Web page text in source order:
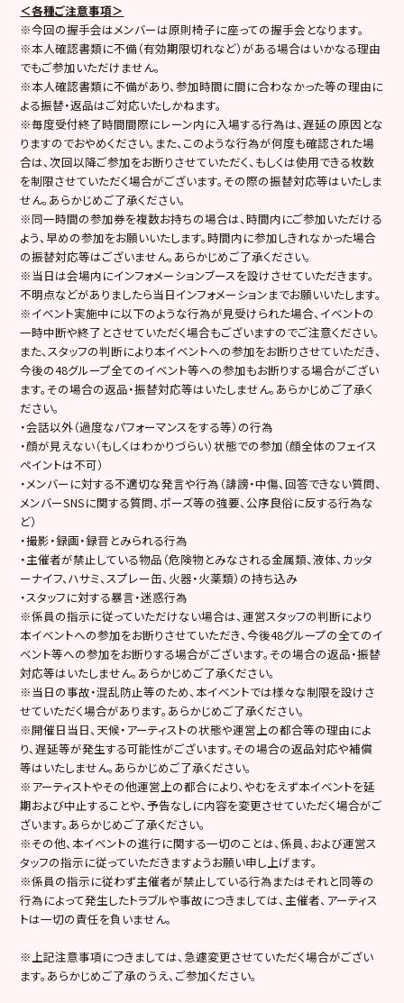
＜各種ご注意事項＞
※今回の握手会はメンバーは原則椅子に座っての握手会となります。
※本人確認書類に不備（有効期限切れなど）がある場合はいかなる理由
でもご参加いただけません。
※本人確認書類に不備があり、参加時間に間に合わなかった等の理由に
よる振替・返品はご対応いたしかねます。
※毎度受付終了時間間際にレーン内に入場する行為は、遅延の原因とな
りますのでおやめください。また、このような行為が何度も確認された場
合は、次回以降ご参加をお断りさせていただく、もしくは使用できる枚数
を制限させていただく場合がございます。その際の振替対応等はいたしま
せん。あらかじめご了承ください。
※同一時間の参加券を複数お持ちの場合は、時間内にご参加いただける
よう、早めの参加をお願いいたします。時間内に参加しきれなかった場合
の振替対応等はございません。あらかじめご了承ください。
※当日は会場内にインフォメーションブースを設けさせていただきます。
不明点などがありましたら当日インフォメーションまでお願いいたします。
※イベント実施中に以下のような行為が見受けられた場合、イベントの
一時中断や終了とさせていただく場合もございますのでご注意ください。
また、スタッフの判断により本イベントへの参加をお断りさせていただき、
今後の48グループ全てのイベント等への参加もお断りする場合がござい
ます。その場合の返品・振替対応等はいたしません。あらかじめご了承く
ださい。
・会話以外（過度なパフォーマンスをする等）の行為
・顔が見えない（もしくはわかりづらい）状態での参加（顔全体のフェイス
ペイントは不可）
・メンバーに対する不適切な発言や行為（誹謗・中傷、回答できない質問、
メンバーSNSに関する質問、ポーズ等の強要、公序良俗に反する行為な
ど）
・撮影・録画・録音とみられる行為
・主催者が禁止している物品（危険物とみなされる金属類、液体、カッタ
ーナイフ、ハサミ、スプレー缶、火器・火薬類）の持ち込み
・スタッフに対する暴言・迷惑行為
※係員の指示に従っていただけない場合は、運営スタッフの判断により
本イベントへの参加をお断りさせていただき、今後48グループの全てのイ
ベント等への参加をお断りする場合がございます。その場合の返品・振替
対応等はいたしません。あらかじめご了承ください。
※当日の事故・混乱防止等のため、本イベントでは様々な制限を設けさ
せていただく場合があります。あらかじめご了承ください。
※開催日当日、天候・アーティストの状態や運営上の都合等の理由によ
り、遅延等が発生する可能性がございます。その場合の返品対応や補償
等はいたしません。あらかじめご了承ください。
※アーティストやその他運営上の都合により、やむをえず本イベントを延
期および中止することや、予告なしに内容を変更させていただく場合がご
ざいます。あらかじめご了承ください。
※その他、本イベントの進行に関する一切のことは、係員、および運営ス
タッフの指示に従っていただきますようお願い申し上げます。
※係員の指示に従わず主催者が禁止している行為またはそれと同等の
行為によって発生したトラブルや事故につきましては、主催者、アーティス
トは一切の責任を負いません。
※上記注意事項につきましては、急遽変更させていただく場合がござい
ます。あらかじめご了承のうえ、ご参加ください。